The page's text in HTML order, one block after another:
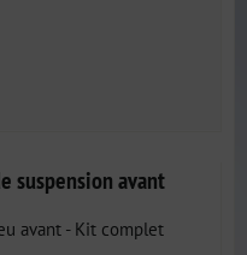
suspension avant
avant - Kit complet